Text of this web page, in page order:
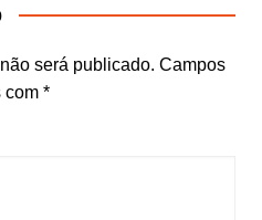
será publicado. Campos
com *